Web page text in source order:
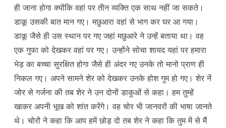
ही जाना होगा क्योंकि वहां पर तीन व्यक्ति एक साथ नहीं जा सकते।
डाकू उसकी बात मान गए। मछुआरा वहां से भाग कर घर आ गया।
डाकू जैसे ही उस स्थान पर गए जहां मछुआरे ने उन्हें बताया था। वह
एक गुफा को देखकर वहां पर गए। उन्होंने सोचा शायद यहां पर हमारा
भेड़ का बच्चा सुरक्षित होगा जैसे ही अंदर गए उनके तो मानो प्राण ही
निकल गए। अपने सामने शेर को देखकर उनके होश गुम हो गए। शेर नें
जोर से गर्जना की तब शेर ने उन दोनों डाकुओं से कहा। हम तुम्हें
खाकर अपनी भूख को शांत करेंगे। वह चोर भी जानवरों की भाषा जानते
थे। चोरों ने कहा कि आप हमें छोड़ दो तब शेर ने कहा कि तुम में से मैं